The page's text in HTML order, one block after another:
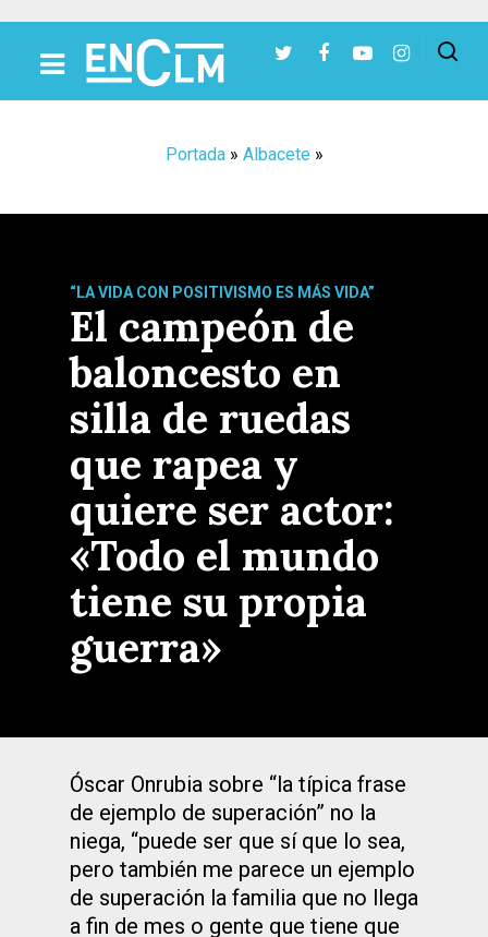
Portada» Albacete »
“LA VIDA CON POSITIVISMO ES MÁS VIDA”
El campeón de
baloncesto en
silla de ruedas
que rapea y
quiere ser actor:
«Todo el mundo
tiene su propia
guerra»
Óscar Onrubia sobre “la típica frase
de ejemplo de superación” no la
niega, “puede ser que sí que lo sea,
pero también me parece un ejemplo
de superación la familia que no llega
a fin de mes o gente que tiene que